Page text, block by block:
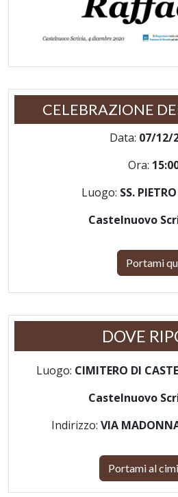
CELEBRAZIONE
Data: 07/12/
Ora:
Luogo: SS.
Castelnuovo
Portami
DOVE
Luogo: CIMITERO DI
Castelnuovo
Indirizzo: VIA
Portami al